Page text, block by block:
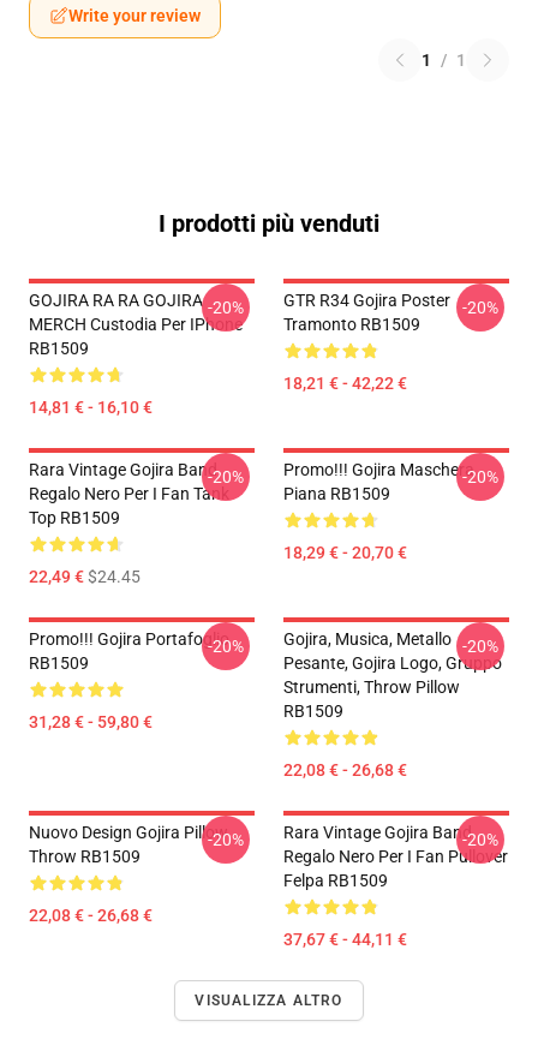
Write your review
1 / 1
I prodotti più venduti
GOJIRA RA RA GOJIRA
MERCH Custodia Per IPhone
RB1509
14,81 € - 16,10 €
-20%
GTR R34 Gojira Poster
Tramonto RB1509
18,21 € - 42,22 €
-20%
Rara Vintage Gojira Band
Regalo Nero Per I Fan Tank
Top RB1509
22,49 €$24.45
-20%
Promo!!! Gojira Maschera
Piana RB1509
18,29 € - 20,70 €
-20%
Promo!!! Gojira Portafoglio
RB1509
31,28 € - 59,80 €
-20%
Gojira, Musica, Metallo
Pesante, Gojira Logo, Gruppo
Strumenti, Throw Pillow
RB1509
22,08 € - 26,68 €
-20%
Nuovo Design Gojira Pillow
Throw RB1509
22,08 € - 26,68 €
-20%
Rara Vintage Gojira Band
Regalo Nero Per I Fan Pullover
Felpa RB1509
37,67 € - 44,11 €
-20%
VISUALIZZA ALTRO